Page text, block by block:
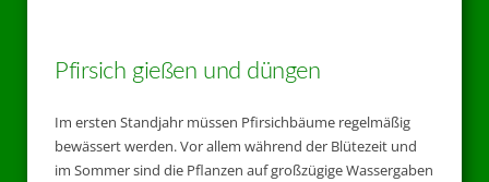
Pfirsich gießen und düngen
Im ersten Standjahr müssen Pfirsichbäume regelmäßig
bewässert werden. Vor allem während der Blütezeit und
im Sommer sind die Pflanzen auf großzügige Wassergaben